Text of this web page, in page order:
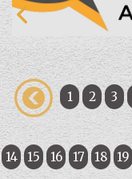
1 2 3
14 15 16 17 18 19